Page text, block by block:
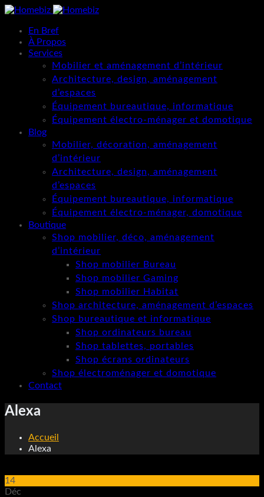
En Bref
À Propos
Services
Mobilier et aménagement d’intérieur
Architecture, design, aménagement
d’espaces
Équipement bureautique, informatique
Équipement électro-ménager et domotique
Blog
Mobilier, décoration, aménagement
d’intérieur
Architecture, design, aménagement
d’espaces
Équipement bureautique, informatique
Équipement électro-ménager, domotique
Boutique
Shop mobilier, déco, aménagement
d’intérieur
Shop mobilier Bureau
Shop mobilier Gaming
Shop mobilier Habitat
Shop architecture, aménagement d’espaces
Shop bureautique et informatique
Shop ordinateurs bureau
Shop tablettes, portables
Shop écrans ordinateurs
Shop électroménager et domotique
Contact
Alexa
Accueil
Alexa
14
Déc